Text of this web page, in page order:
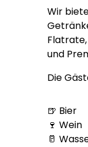
Wir
und
Die
🍺 Bier
🍷 Wein
🥛